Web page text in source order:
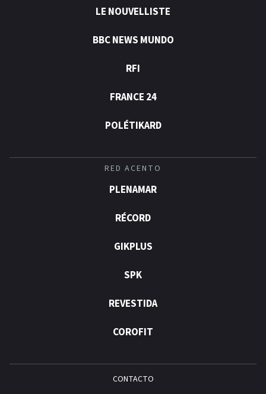
LE NOUVELLISTE
BBC NEWS MUNDO
RFI
FRANCE 24
POLÉTIKARD
RED ACENTO
PLENAMAR
RÉCORD
GIKPLUS
SPK
REVESTIDA
COROFIT
CONTACTO